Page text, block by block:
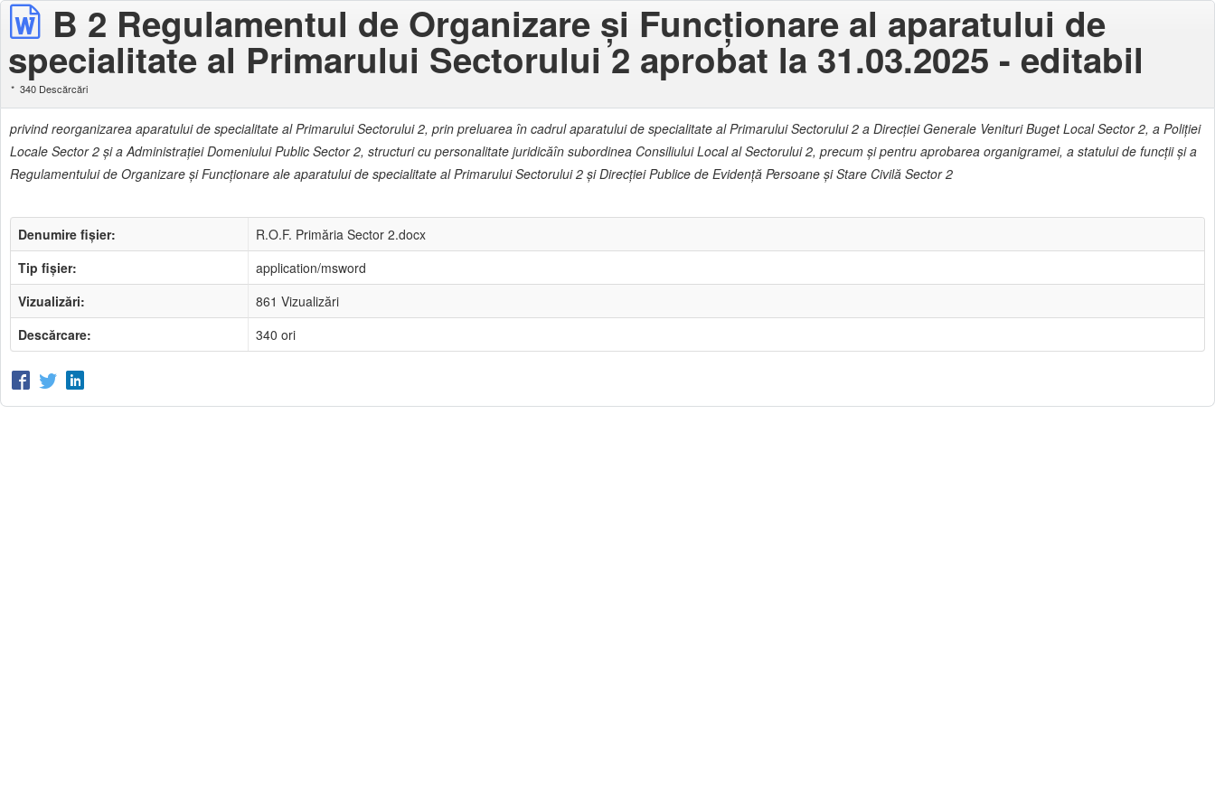
B 2 Regulamentul de Organizare şi Funcţionare al aparatului de
specialitate al Primarului Sectorului 2 aprobat la 31.03.2025 - editabil
340 Descărcări
privind reorganizarea aparatului de specialitate al Primarului Sectorului 2, prin preluarea în cadrul aparatului de specialitate al Primarului Sectorului 2 a Direcției Generale Venituri Buget Local Sector 2, a Poliției
Locale Sector 2 și a Administrației Domeniului Public Sector 2, structuri cu personalitate juridicăîn subordinea Consiliului Local al Sectorului 2, precum şi pentru aprobarea organigramei, a statului de funcții și a
Regulamentului de Organizare și Funcționare ale aparatului de specialitate al Primarului Sectorului 2 şi Direcţiei Publice de Evidenţă Persoane şi Stare Civilă Sector 2
Denumire fișier:
R.O.F. Primăria Sector 2.docx
Tip fișier:
application/msword
Vizualizări:
861 Vizualizări
Descărcare:
340 ori